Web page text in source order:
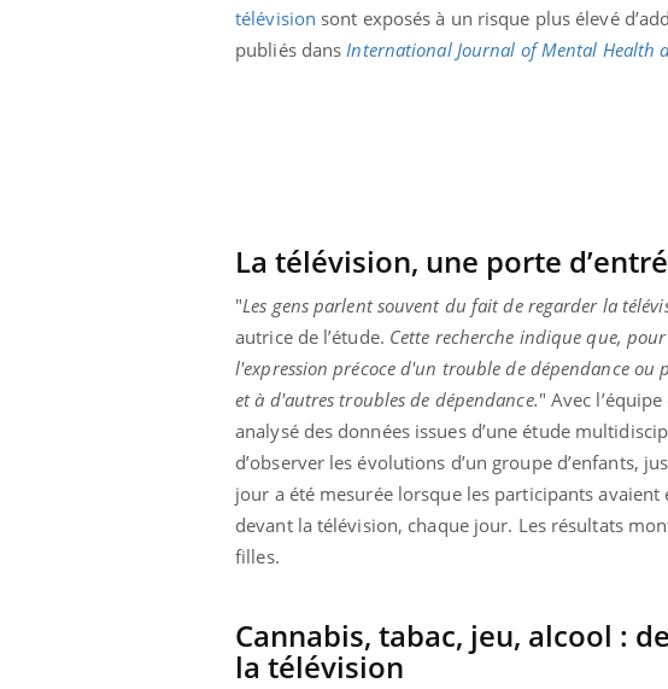
télévision sont exposés à un risque plus élevé
publiés dansInternational Journal of Mental Health
La télévision, une porte
"Les gens parlent souvent du fait de regarder la
autrice de l’étude. Cette recherche indique que,
l'expression précoce d'un trouble de dépendance
et à d'autres troubles de dépendance." Avec
analysé des données issues d’une étude
d’observer les évolutions d’un groupe d’enfants,
jour a été mesurée lorsque les participants
devant la télévision, chaque jour. Les résultats
filles.
Cannabis, tabac, jeu, alcool :
la télévision